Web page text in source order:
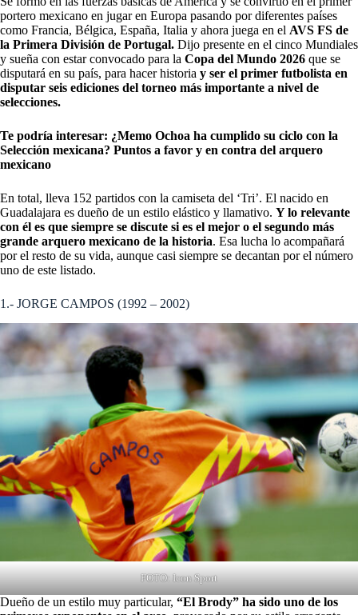
portero mexicano en jugar en Europa pasando por diferentes países
como Francia, Bélgica, España, Italia y ahora juega en el AVS FS de
la Primera División de Portugal. Dijo presente en el cinco Mundiales
y sueña con estar convocado para la Copa del Mundo 2026 que se
disputará en su país, para hacer historia y ser el primer futbolista en
disputar seis ediciones del torneo más importante a nivel de
selecciones.
Te podría interesar: ¿Memo Ochoa ha cumplido su ciclo con la
Selección mexicana? Puntos a favor y en contra del arquero
mexicano
En total, lleva 152 partidos con la camiseta del ‘Tri’. El nacido en
Guadalajara es dueño de un estilo elástico y llamativo. Y lo relevante
con él es que siempre se discute si es el mejor o el segundo más
grande arquero mexicano de la historia. Esa lucha lo acompañará
por el resto de su vida, aunque casi siempre se decantan por el número
uno de este listado.
1.- JORGE CAMPOS (1992 – 2002)
FOTO: Icon Sport
Dueño de un estilo muy particular, “El Brody” ha sido uno de los